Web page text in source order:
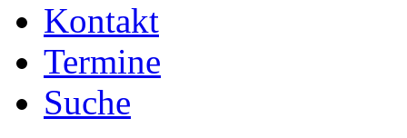
Kontakt
Termine
Suche